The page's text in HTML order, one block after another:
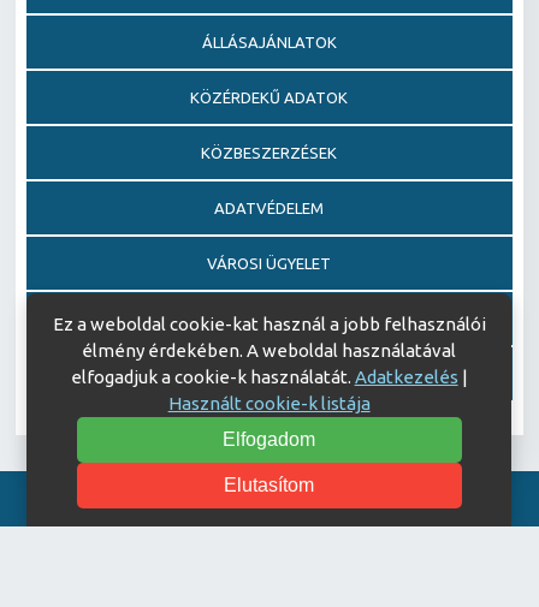
ÁLLÁSAJÁNLATOK
KÖZÉRDEKŰ ADATOK
KÖZBESZERZÉSEK
ADATVÉDELEM
VÁROSI ÜGYELET
EGÉSZSÉGFEJLESZTŐ KÓRHÁZ DÍJ PÁLYÁZAT
AJÁNDÉKOZÁSI OKIRATOK
Ez a weboldal cookie-kat használ a jobb felhasználói
élmény érdekében. A weboldal használatával
elfogadjuk a cookie-k használatát. Adatkezelés |
Használt cookie-k listája
Elfogadom
Elutasítom